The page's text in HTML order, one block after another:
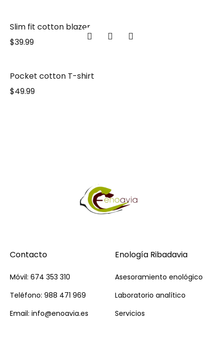
Slim fit cotton blazer
$39.99
Pocket cotton T-shirt
$49.99
Contacto
Móvil: 674 353 310
Teléfono: 988 471 969
Email: info@enoavia.es
Enología Ribadavia
Asesoramiento enológico
Laboratorio analítico
Servicios